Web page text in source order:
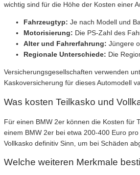
wichtig sind für die Höhe der Kosten einer
Fahrzeugtyp: Je nach Modell und
Motorisierung: Die PS-Zahl des
Alter und Fahrerfahrung: Jüngere
Regionale Unterschiede: Die
Versicherungsgesellschaften verwenden
Kaskoversicherung für dieses Automodell
Was kosten Teilkasko und
Für einen BMW 2er können die Kosten für
einem BMW 2er bei etwa 200-400 Euro
Vollkasko definitiv Sinn, um bei Schäden
Welche weiteren Merkmale